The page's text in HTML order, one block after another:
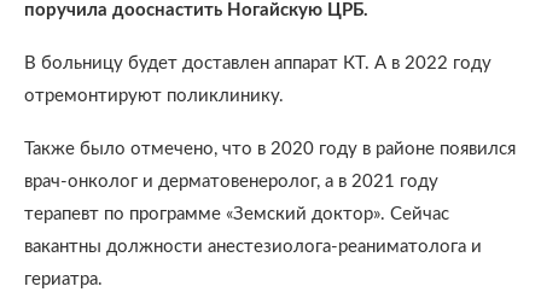
поручила дооснастить Ногайскую ЦРБ.
В больницу будет доставлен аппарат КТ. А в 2022 году
отремонтируют поликлинику.
Также было отмечено, что в 2020 году в районе появился
врач-онколог и дерматовенеролог, а в 2021 году
терапевт по программе «Земский доктор». Сейчас
вакантны должности анестезиолога-реаниматолога и
гериатра.